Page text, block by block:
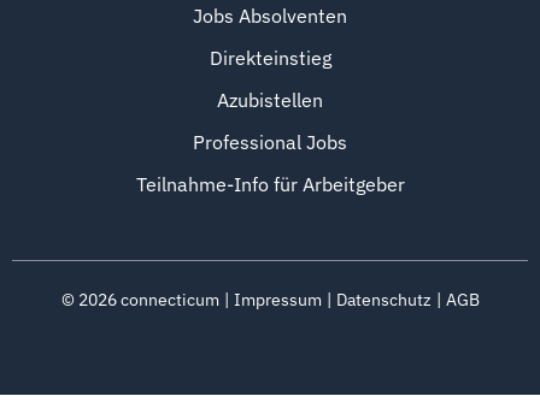
Jobs Absolventen
Direkteinstieg
Azubistellen
Professional Jobs
Teilnahme-Info für Arbeitgeber
© 2026connecticum Impressum Datenschutz AGB